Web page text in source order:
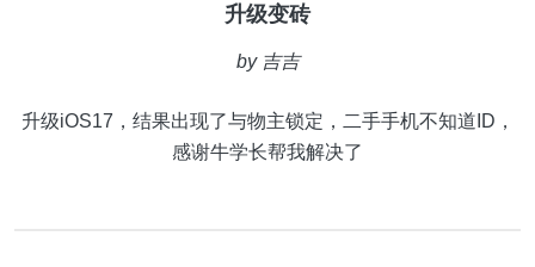
升级变砖
by 吉吉
升级iOS17，结果出现了与物主锁定，二手手机不知道ID，
感谢牛学长帮我解决了